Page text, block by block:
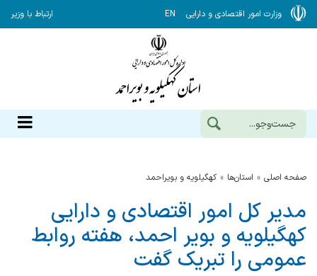
وزارت امور اقتصادی و دارایی EN ارتباط با وزیر
صفحه اصلی استان‌ها كهگيلويه و بويراحمد
مدیر کل امور اقتصادی و دارایی
کهگیلویه و بویر احمد، هفته روابط
عمومی را تبریک گفت